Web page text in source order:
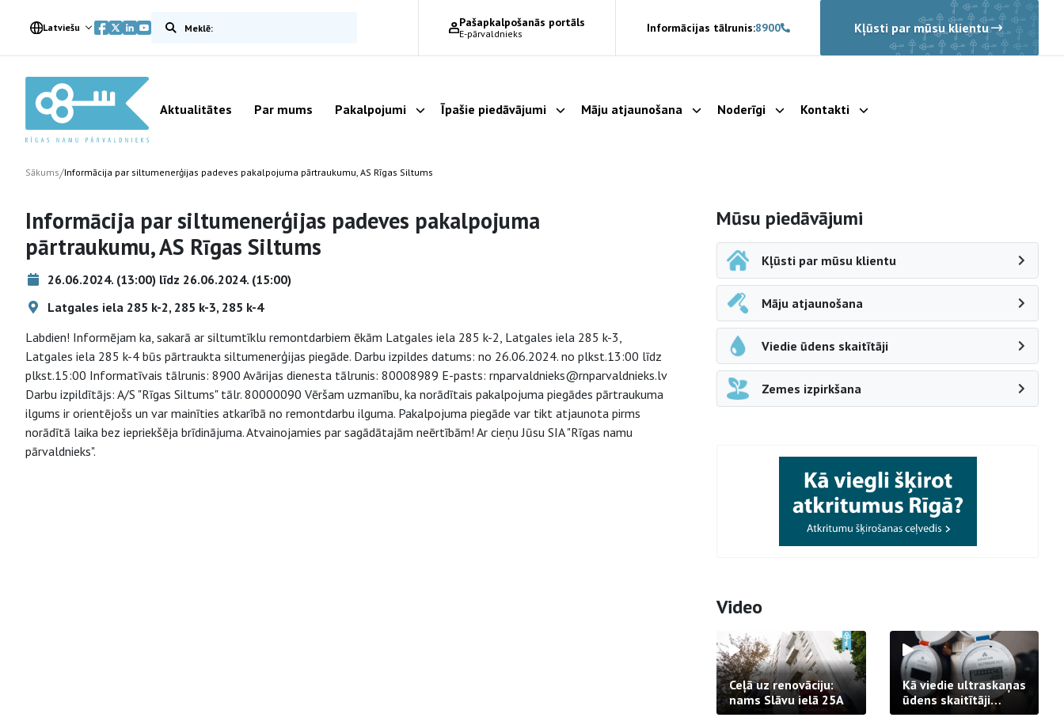
Latviešu Meklēt vietnē Pašapkalpošanās portāls
E-pārvaldnieks Informācijas tālrunis:8900 Kļūsti par mūsu klientu
Aktualitātes Par mums Pakalpojumi Parādīt apakšizvēlni
Īpašie piedāvājumi Parādīt apakšizvēlni
Māju atjaunošana Parādīt apakšizvēlni
Noderīgi Parādīt apakšizvēlni
Kontakti Parādīt apakšizvēlni
Sākums/Informācija par siltumenerģijas padeves pakalpojuma pārtraukumu, AS Rīgas Siltums
Informācija par siltumenerģijas padeves pakalpojuma
pārtraukumu, AS Rīgas Siltums
26.06.2024. (13:00) līdz 26.06.2024. (15:00)
Latgales iela 285 k-2, 285 k-3, 285 k-4
Labdien! Informējam ka, sakarā ar siltumtīklu remontdarbiem ēkām Latgales iela 285 k-2, Latgales iela 285 k-3,
Latgales iela 285 k-4 būs pārtraukta siltumenerģijas piegāde. Darbu izpildes datums: no 26.06.2024. no plkst.13:00 līdz
plkst.15:00 Informatīvais tālrunis: 8900 Avārijas dienesta tālrunis: 80008989 E-pasts: rnparvaldnieks@rnparvaldnieks.lv
Darbu izpildītājs: A/S "Rīgas Siltums" tālr. 80000090 Vēršam uzmanību, ka norādītais pakalpojuma piegādes pārtraukuma
ilgums ir orientējošs un var mainīties atkarībā no remontdarbu ilguma. Pakalpojuma piegāde var tikt atjaunota pirms
norādītā laika bez iepriekšēja brīdinājuma. Atvainojamies par sagādātajām neērtībām! Ar cieņu Jūsu SIA "Rīgas namu
pārvaldnieks".
Sāna navigācija
Mūsu piedāvājumi
Kļūsti par mūsu klientu
Māju atjaunošana
Viedie ūdens skaitītāji
Zemes izpirkšana
Video
Ceļā uz renovāciju:
nams Slāvu ielā 25A
Kā viedie ultraskaņas
ūdens skaitītāji
strādā praksē